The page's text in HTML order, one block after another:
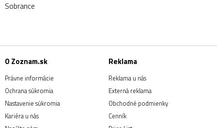
Sobrance
O Zoznam.sk
Právne informácie
Ochrana súkromia
Nastavenie súkromia
Kariéra u nás
Reklama
Reklama u nás
Externá reklama
Obchodné podmienky
Cenník